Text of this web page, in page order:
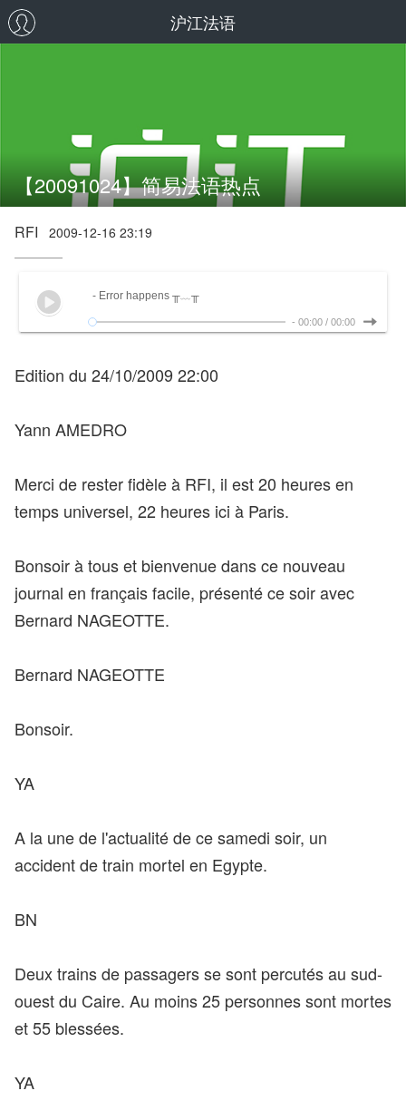
沪江法语
【20091024】简易法语热点
RFI 2009-12-16 23:19
- Error happens ╥﹏╥
- 00:00 / 00:00
Edition du 24/10/2009 22:00
Yann AMEDRO
Merci de rester fidèle à RFI, il est 20 heures en
temps universel, 22 heures ici à Paris.
Bonsoir à tous et bienvenue dans ce nouveau
journal en français facile, présenté ce soir avec
Bernard NAGEOTTE.
Bernard NAGEOTTE
Bonsoir.
YA
A la une de l'actualité de ce samedi soir, un
accident de train mortel en Egypte.
BN
Deux trains de passagers se sont percutés au sud-
ouest du Caire. Au moins 25 personnes sont mortes
et 55 blessées.
YA